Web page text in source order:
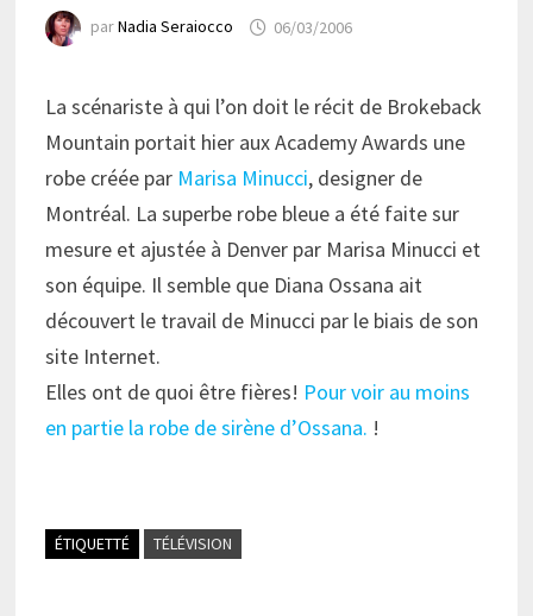
parNadia Seraiocco 06/03/2006
La scénariste à qui l’on doit le récit de Brokeback
Mountain portait hier aux Academy Awards une
robe créée par Marisa Minucci, designer de
Montréal. La superbe robe bleue a été faite sur
mesure et ajustée à Denver par Marisa Minucci et
son équipe. Il semble que Diana Ossana ait
découvert le travail de Minucci par le biais de son
site Internet.
Elles ont de quoi être fières! Pour voir au moins
en partie la robe de sirène d’Ossana. !
ÉTIQUETTÉ TÉLÉVISION